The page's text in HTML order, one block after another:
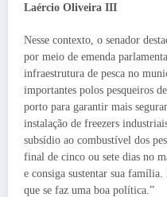
Laércio Oliveira III
Nesse contexto, o senador
por meio de emenda
infraestrutura de pesca no
importantes polos pesqueiros
porto para garantir mais
instalação de freezers
subsídio ao combustível dos
final de cinco ou sete dias no
e consiga sustentar sua família.
que se faz uma boa política.”